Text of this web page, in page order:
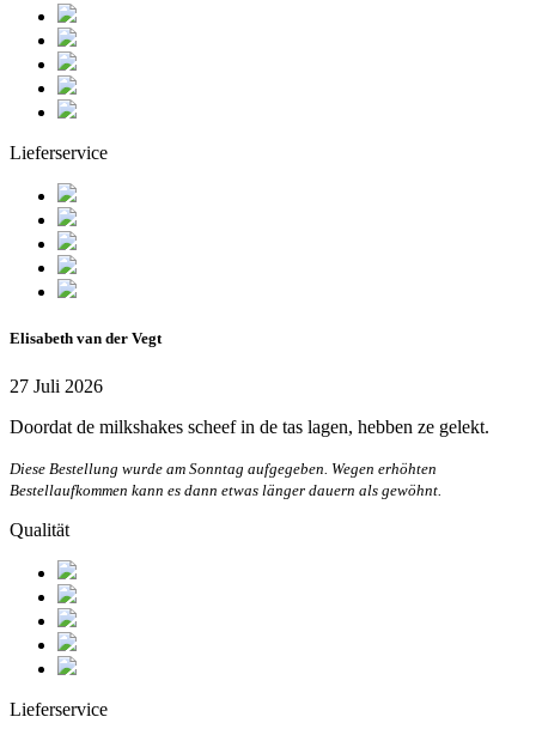
Lieferservice
Elisabeth van der Vegt
27 Juli 2026
Doordat de milkshakes scheef in de tas lagen, hebben ze gelekt.
Diese Bestellung wurde am Sonntag aufgegeben. Wegen erhöhten
Bestellaufkommen kann es dann etwas länger dauern als gewöhnt.
Qualität
Lieferservice